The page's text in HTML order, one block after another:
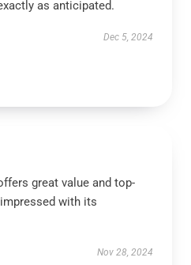
as anticipated.
Dec 5, 2024
great value and top-
with its
Nov 28, 2024